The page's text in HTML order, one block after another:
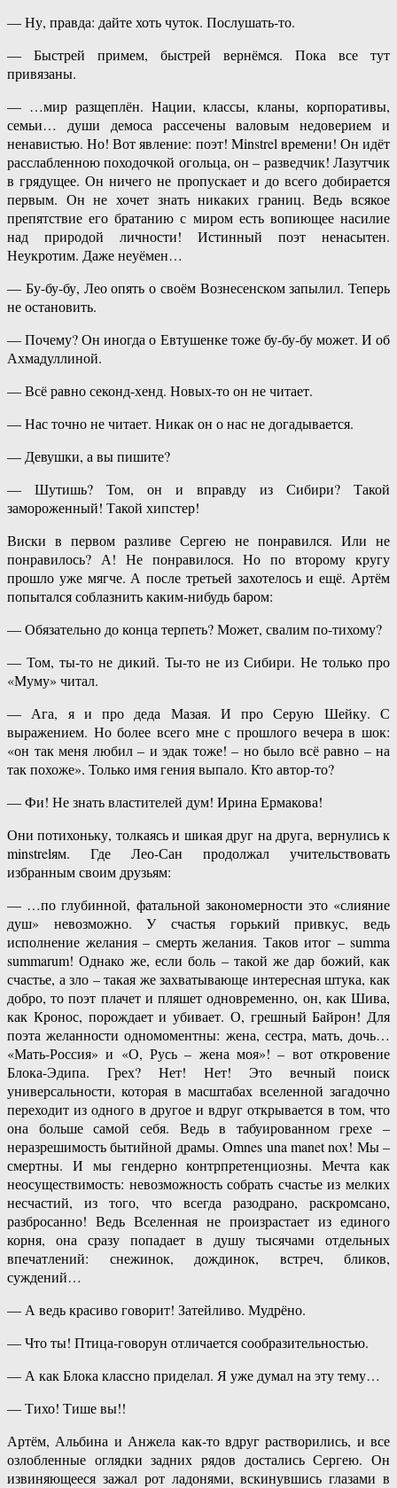
— Ну, правда: дайте хоть чуток. Послушать-то.
— Быстрей примем, быстрей вернёмся. Пока все тут
привязаны.
— …мир разщеплён. Нации, классы, кланы, корпоративы,
семьи… души демоса рассечены валовым недоверием и
ненавистью. Но! Вот явление: поэт! Minstrel времени! Он идёт
расслабленною походочкой огольца, он – разведчик! Лазутчик
в грядущее. Он ничего не пропускает и до всего добирается
первым. Он не хочет знать никаких границ. Ведь всякое
препятствие его братанию с миром есть вопиющее насилие
над природой личности! Истинный поэт ненасытен.
Неукротим. Даже неуёмен…
— Бу-бу-бу, Лео опять о своём Вознесенском запылил. Теперь
не остановить.
— Почему? Он иногда о Евтушенке тоже бу-бу-бу может. И об
Ахмадуллиной.
— Всё равно секонд-хенд. Новых-то он не читает.
— Нас точно не читает. Никак он о нас не догадывается.
— Девушки, а вы пишите?
— Шутишь? Том, он и вправду из Сибири? Такой
замороженный! Такой хипстер!
Виски в первом разливе Сергею не понравился. Или не
понравилось? А! Не понравилося. Но по второму кругу
прошло уже мягче. А после третьей захотелось и ещё. Артём
попытался соблазнить каким-нибудь баром:
— Обязательно до конца терпеть? Может, свалим по-тихому?
— Том, ты-то не дикий. Ты-то не из Сибири. Не только про
«Муму» читал.
— Ага, я и про деда Мазая. И про Серую Шейку. С
выражением. Но более всего мне с прошлого вечера в шок:
«он так меня любил – и эдак тоже! – но было всё равно – на
так похоже». Только имя гения выпало. Кто автор-то?
— Фи! Не знать властителей дум! Ирина Ермакова!
Они потихоньку, толкаясь и шикая друг на друга, вернулись к
minstrelям. Где Лео-Сан продолжал учительствовать
избранным своим друзьям:
— …по глубинной, фатальной закономерности это «слияние
душ» невозможно. У счастья горький привкус, ведь
исполнение желания – смерть желания. Таков итог – summa
summarum! Однако же, если боль – такой же дар божий, как
счастье, а зло – такая же захватывающе интересная штука, как
добро, то поэт плачет и пляшет одновременно, он, как Шива,
как Кронос, порождает и убивает. О, грешный Байрон! Для
поэта желанности одномоментны: жена, сестра, мать, дочь…
«Мать-Россия» и «О, Русь – жена моя»! – вот откровение
Блока-Эдипа. Грех? Нет! Нет! Это вечный поиск
универсальности, которая в масштабах вселенной загадочно
переходит из одного в другое и вдруг открывается в том, что
она больше самой себя. Ведь в табуированном грехе –
неразрешимость бытийной драмы. Omnes una manet nox! Мы –
смертны. И мы гендерно контрпретенциозны. Мечта как
неосуществимость: невозможность собрать счастье из мелких
несчастий, из того, что всегда разодрано, раскромсано,
разбросанно! Ведь Вселенная не произрастает из единого
корня, она сразу попадает в душу тысячами отдельных
впечатлений: снежинок, дождинок, встреч, бликов,
суждений…
— А ведь красиво говорит! Затейливо. Мудрёно.
— Что ты! Птица-говорун отличается сообразительностью.
— А как Блока классно приделал. Я уже думал на эту тему…
— Тихо! Тише вы!!
Артём, Альбина и Анжела как-то вдруг растворились, и все
озлобленные оглядки задних рядов достались Сергею. Он
извиняющееся зажал рот ладонями, вскинувшись глазами в